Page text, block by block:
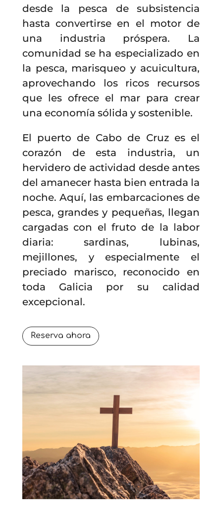
desde la pesca de subsistencia
hasta convertirse en el motor de
una industria próspera. La
comunidad se ha especializado en
la pesca, marisqueo y acuicultura,
aprovechando los ricos recursos
que les ofrece el mar para crear
una economía sólida y sostenible.
El puerto de Cabo de Cruz es el
corazón de esta industria, un
hervidero de actividad desde antes
del amanecer hasta bien entrada la
noche. Aquí, las embarcaciones de
pesca, grandes y pequeñas, llegan
cargadas con el fruto de la labor
diaria: sardinas, lubinas,
mejillones, y especialmente el
preciado marisco, reconocido en
toda Galicia por su calidad
excepcional.
Reserva ahora